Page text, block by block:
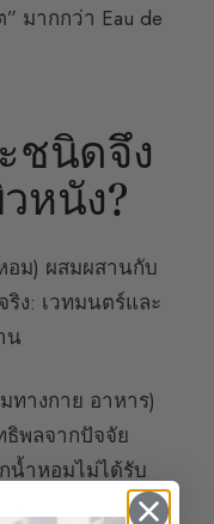
มากกว่า Eau de
ชนิดจึง
หนัง?
ม) ผสมผสานกับ
ง: เวทมนตร์และ
น
ทางกาย อาหาร)
พลจากปัจจัย
น้ำหอมไม่ได้รับ
Parfum ที่แตก